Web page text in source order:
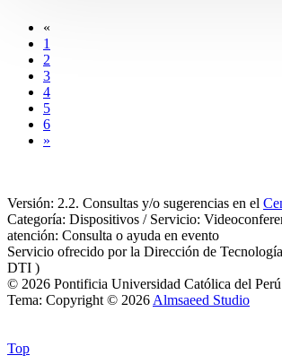
«
1
2
3
4
5
6
»
Versión: 2.2. Consultas y/o sugerencias en el
Categoría: Dispositivos / Servicio:
atención: Consulta o ayuda en evento
Servicio ofrecido por la Dirección de
DTI )
© 2026 Pontificia Universidad Católica del
Tema: Copyright © 2026 Almsaeed Studio
Top